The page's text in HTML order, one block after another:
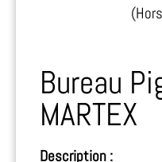
Bureau
MARTEX
Description :